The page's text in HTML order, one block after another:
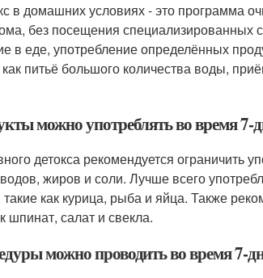
в домашних условиях - это программа
без посещения специализированных
в еде, употребление определённых
как питьё большого количества воды,
можно употреблять во время 7-
детокса рекомендуется ограничить
жиров и соли. Лучше всего
как курица, рыба и яйца. Также
шпинат, салат и свекла.
можно проводить во время 7-